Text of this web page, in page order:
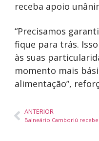
receba apoio
“Precisamos
fique para trás.
às suas
momento mais
alimentação”,
ANTERIOR